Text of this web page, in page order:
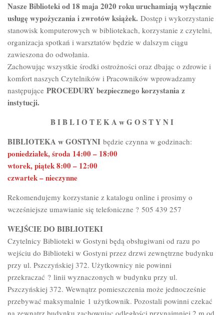
Nasze Biblioteki od 18 maja 2020 roku uruchamiają wyłącznie
usługę wypożyczania i zwrotów książek. Dostęp i wykorzystanie
stanowisk komputerowych w bibliotekach, korzystanie z czytelni,
organizacja spotkań i warsztatów będzie w dalszym ciągu
zawieszona do odwołania.
Zachowując wszystkie środki ostrożności oraz dbając o zdrowie i
komfort naszych Czytelników i Pracowników wprowadzamy
następujące PROCEDURY bezpiecznego korzystania z
instytucji.
B I B L I O T E K A w G O S T Y N I
BIBLIOTEKA w GOSTYNI będzie czynna w godzinach:
poniedziałek, środa 14:00 – 18:00
wtorek, piątek 8:00 – 12:00
czwartek – nieczynne
Rekomendujemy korzystanie z katalogu online i prosimy o
wcześniejsze umawianie się telefoniczne ? 505 439 257
WEJŚCIE DO BIBLIOTEKI
Czytelnicy Biblioteki w Gostyni będą obsługiwani od razu po
wejściu do Biblioteki w Gostyni przez drzwi zewnętrzne budynku
przy ul. Pszczyńskiej 372. Użytkownicy nie powinni
przekraczać ? linii wyznaczonych w budynku przy ul.
Pszczyńskiej 372. Wewnątrz pomieszczenia może jednocześnie
przebywać maksymalnie 1 użytkownik. Pozostali powinni czekać